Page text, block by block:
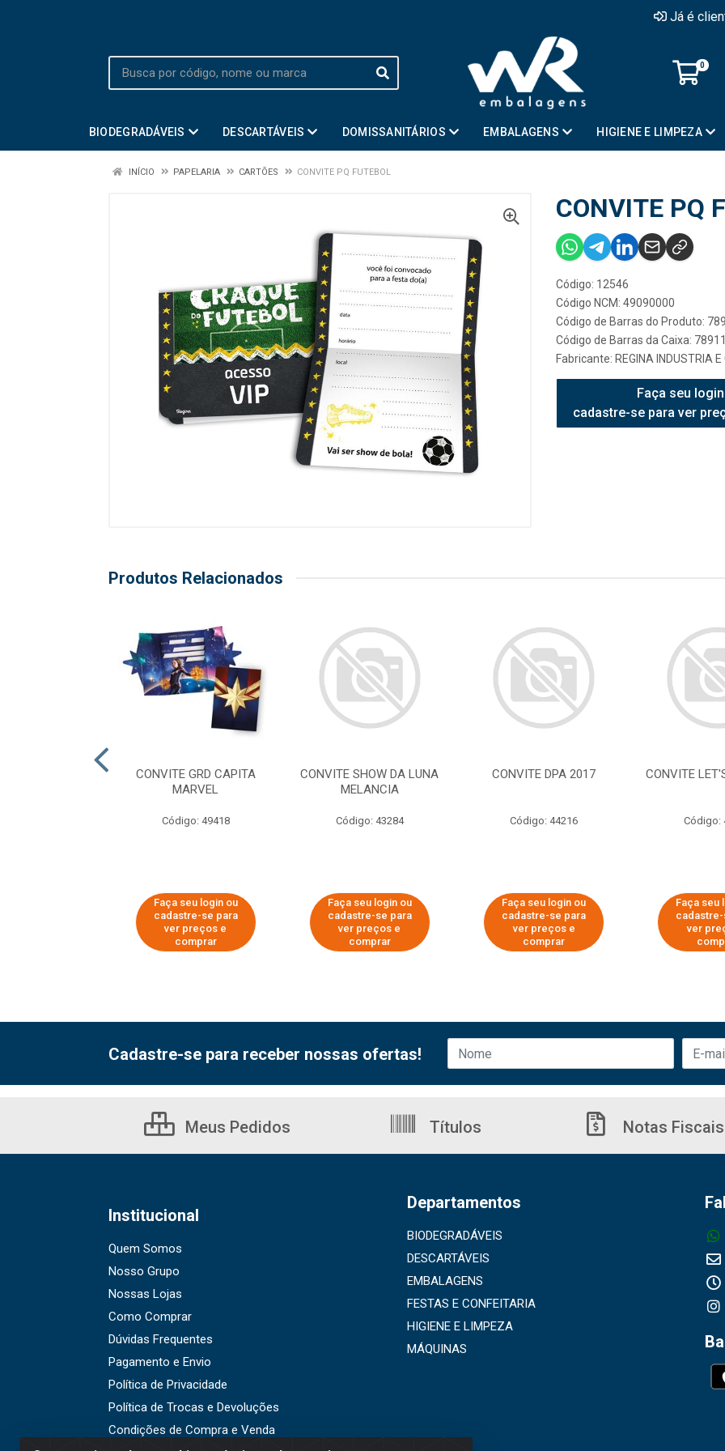
Já é
0
BIODEGRADÁVEIS DESCARTÁVEIS DOMISSANITÁRIOS EMBALAGENS HIGIENE E LIMPEZA
INÍCIO PAPELARIA CARTÕES CONVITE PQ FUTEBOL
CONVITE PQ
Código: 12546
Código NCM: 49090000
Código de Barras do Produto:
Código de Barras da Caixa:
Fabricante: REGINA INDUSTRIA
Faça seu
cadastre-se para ver
Produtos Relacionados
CONVITE GRD CAPITA
MARVEL
Código: 49418
Faça seu login ou
cadastre-se para
ver preços e
comprar
CONVITE SHOW DA LUNA
MELANCIA
Código: 43284
Faça seu login ou
cadastre-se para
ver preços e
comprar
CONVITE DPA 2017
Código: 44216
Faça seu login ou
cadastre-se para
ver preços e
comprar
CONVITE
Código:
Faça seu
ver
Cadastre-se para receber nossas ofertas!
Meus Pedidos Títulos Notas Fiscais
Institucional
Quem Somos
Nosso Grupo
Nossas Lojas
Como Comprar
Dúvidas Frequentes
Pagamento e Envio
Política de Privacidade
Política de Trocas e Devoluções
Condições de Compra e Venda
Departamentos
BIODEGRADÁVEIS
DESCARTÁVEIS
EMBALAGENS
FESTAS E CONFEITARIA
HIGIENE E LIMPEZA
MÁQUINAS